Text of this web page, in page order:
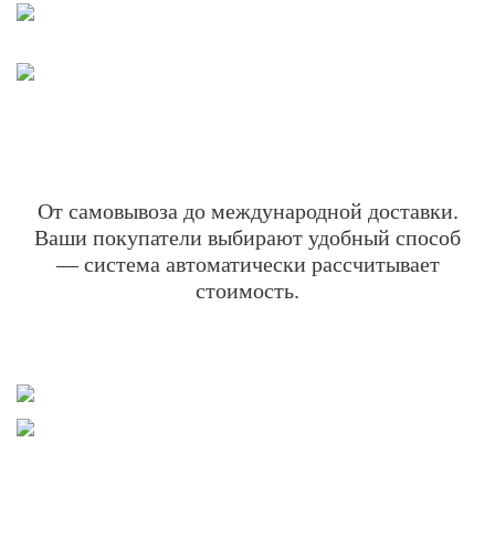
От самовывоза до международной доставки.
Ваши покупатели выбирают удобный способ
— система автоматически рассчитывает
стоимость.